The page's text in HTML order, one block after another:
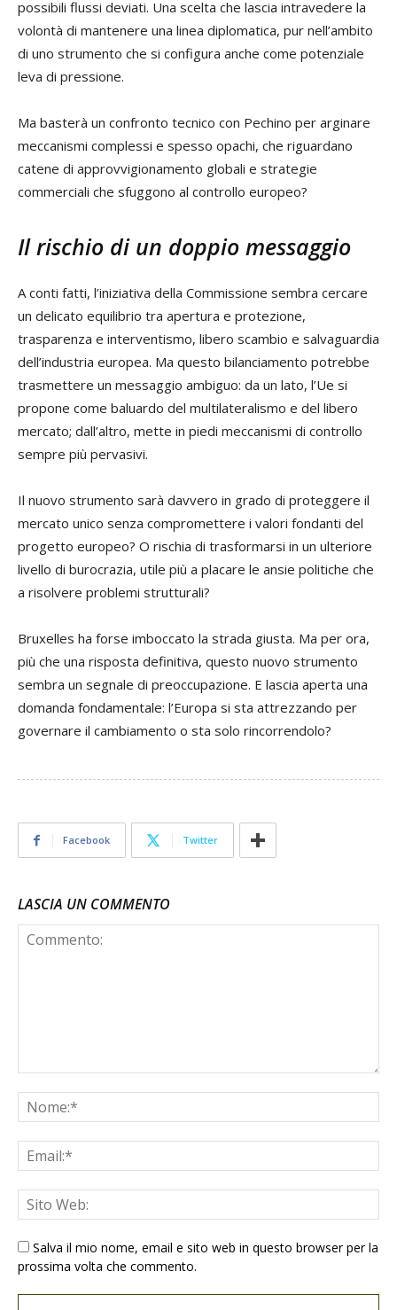
possibili flussi deviati. Una scelta che lascia intravedere la
volontà di mantenere una linea diplomatica, pur nell’ambito
di uno strumento che si configura anche come potenziale
leva di pressione.
Ma basterà un confronto tecnico con Pechino per arginare
meccanismi complessi e spesso opachi, che riguardano
catene di approvvigionamento globali e strategie
commerciali che sfuggono al controllo europeo?
Il rischio di un doppio messaggio
A conti fatti, l’iniziativa della Commissione sembra cercare
un delicato equilibrio tra apertura e protezione,
trasparenza e interventismo, libero scambio e salvaguardia
dell’industria europea. Ma questo bilanciamento potrebbe
trasmettere un messaggio ambiguo: da un lato, l’Ue si
propone come baluardo del multilateralismo e del libero
mercato; dall’altro, mette in piedi meccanismi di controllo
sempre più pervasivi.
Il nuovo strumento sarà davvero in grado di proteggere il
mercato unico senza compromettere i valori fondanti del
progetto europeo? O rischia di trasformarsi in un ulteriore
livello di burocrazia, utile più a placare le ansie politiche che
a risolvere problemi strutturali?
Bruxelles ha forse imboccato la strada giusta. Ma per ora,
più che una risposta definitiva, questo nuovo strumento
sembra un segnale di preoccupazione. E lascia aperta una
domanda fondamentale: l’Europa si sta attrezzando per
governare il cambiamento o sta solo rincorrendolo?
Facebook Twitter
LASCIA UN COMMENTO
Salva il mio nome, email e sito web in questo browser per la
prossima volta che commento.